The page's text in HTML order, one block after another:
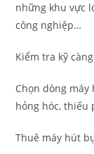
những khu vực
công nghiệp…
Kiểm tra kỹ
Chọn dòng
hỏng hóc, thiếu
Thuê máy hút